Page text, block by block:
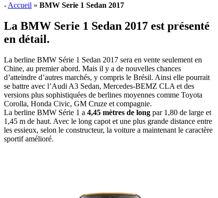
- Accueil » BMW Serie 1 Sedan 2017
La BMW Serie 1 Sedan 2017 est présenté
en détail.
La berline BMW Série 1 Sedan 2017 sera en vente seulement en
Chine, au premier abord. Mais il y a de nouvelles chances
d’atteindre d’autres marchés, y compris le Brésil. Ainsi elle pourrait
se battre avec l’Audi A3 Sedan, Mercedes-BEMZ CLA et des
versions plus sophistiquées de berlines moyennes comme Toyota
Corolla, Honda Civic, GM Cruze et compagnie.
La berline BMW Série 1 a 4,45 mètres de long par 1,80 de large et
1,45 m de haut. Avec le long capot et une plus grande distance entre
les essieux, selon le constructeur, la voiture a maintenant le caractère
sportif amélioré.